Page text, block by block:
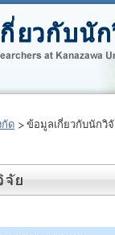
กัด ข้อมูลเกี่ยวกับนักวิ